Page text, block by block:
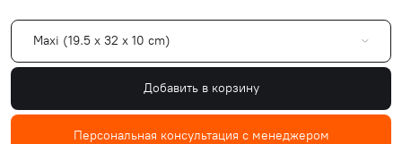
Maxi (19.5 x 32 x 10 cm)
Добавить в корзину
Персональная консультация с менеджером